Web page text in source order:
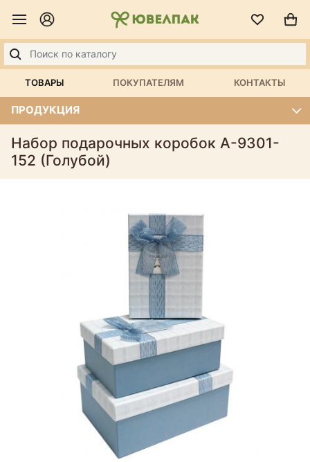
ТОВАРЫ ПОКУПАТЕЛЯМ КОНТАКТЫ
ПРОДУКЦИЯ
Набор подарочных коробок А-9301-
152 (Голубой)